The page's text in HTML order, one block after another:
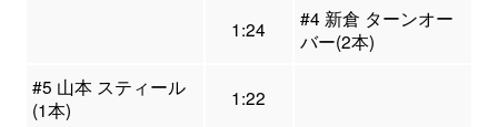
1:24
#4 新倉 ターンオー
バー(2本)
#5 山本 スティール
(1本)
1:22